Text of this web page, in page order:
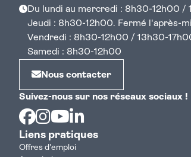
Du lundi au mercredi : 8h30-12h00 /
Jeudi : 8h30-12h00. Fermé l'après-
Vendredi : 8h30-12h00 / 13h30-
Samedi : 8h30-12h00
Nous contacter
Suivez-nous sur nos réseaux sociaux !
Facebook
Instagram
Youtube
Liens pratiques
Offres d'emploi